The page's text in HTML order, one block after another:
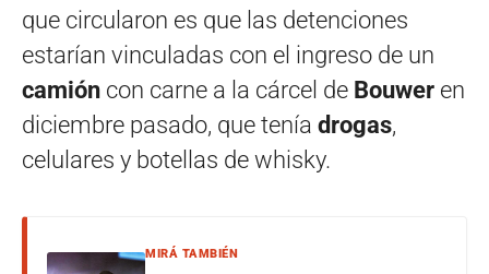
que circularon es que las detenciones
estarían vinculadas con el ingreso de un
camión con carne a la cárcel de Bouwer en
diciembre pasado, que tenía drogas,
celulares y botellas de whisky.
MIRÁ TAMBIÉN